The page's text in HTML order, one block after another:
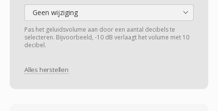
Geen wijziging
Pas het geluidsvolume aan door een aantal decibels te
selecteren. Bijvoorbeeld, -10 dB verlaagt het volume met 10
decibel.
Alles herstellen